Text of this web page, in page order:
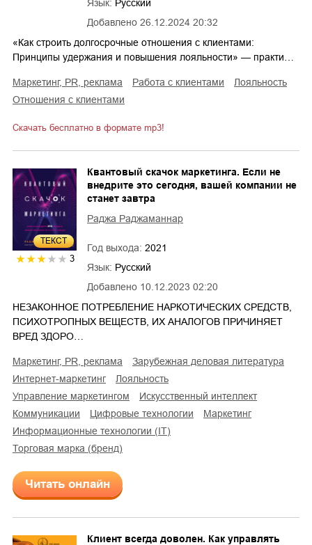
Добавлено 26.12.2024 20:32
Язык: Русский
«Как строить долгосрочные отношения с клиентами:
Принципы удержания и повышения лояльности» — практи…
маркетинг, PR, реклама работа с клиентами
лояльность
отношения с клиентами
Скачать бесплатно в формате mp3!
ТЕКСТ
3
Добавлено 10.12.2023 02:20
Квантовый скачок маркетинга. Если не
внедрите это сегодня, вашей компании не
станет завтра
Раджа Раджаманнар
Год выхода: 2021
Язык: Русский
НЕЗАКОННОЕ ПОТРЕБЛЕНИЕ НАРКОТИЧЕСКИХ СРЕДСТВ,
ПСИХОТРОПНЫХ ВЕЩЕСТВ, ИХ АНАЛОГОВ ПРИЧИНЯЕТ
ВРЕД ЗДОРО…
маркетинг, PR, реклама
зарубежная деловая литература
интернет-маркетинг
лояльность
управление маркетингом
искусственный интеллект
коммуникации
цифровые технологии
маркетинг
информационные технологии (IT)
торговая марка (бренд)
Читать онлайн
Клиент всегда доволен. Как управлять